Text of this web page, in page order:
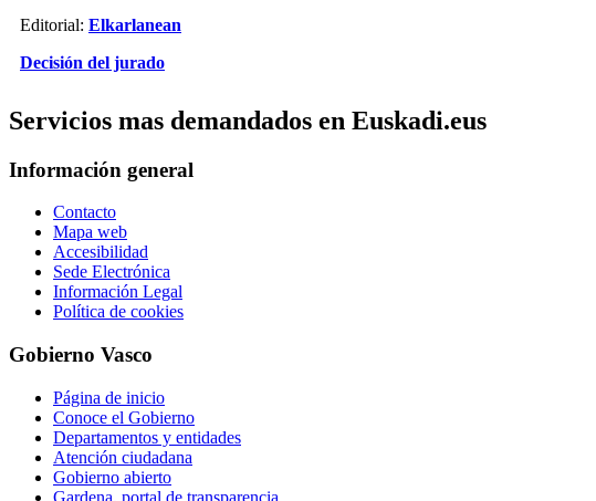
Editorial: Elkarlanean
Decisión del jurado
Servicios mas demandados en Euskadi.eus
Información general
Contacto
Mapa web
Accesibilidad
Sede Electrónica
Información Legal
Política de cookies
Gobierno Vasco
Página de inicio
Conoce el Gobierno
Departamentos y entidades
Atención ciudadana
Gobierno abierto
Gardena, portal de transparencia